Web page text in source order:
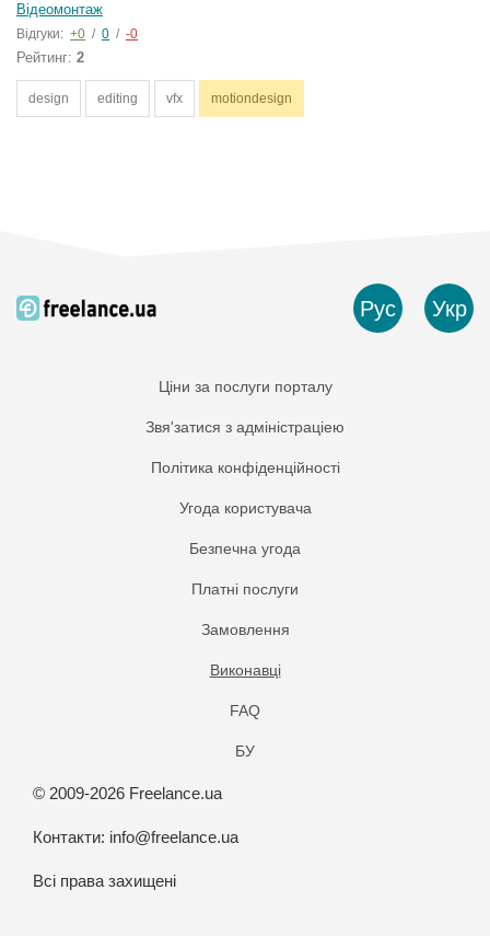
Відеомонтаж
Відгуки: +0 / 0 / -0
Рейтинг: 2
design editing vfx motiondesign
Рус Укр
Ціни за послуги порталу
Звя'затися з адміністраціею
Політика конфіденційності
Угода користувача
Безпечна угода
Платнi послуги
Замовлення
Виконавці
FAQ
БУ
© 2009-2026 Freelance.ua
Контакти: info@freelance.ua
Всі права захищені